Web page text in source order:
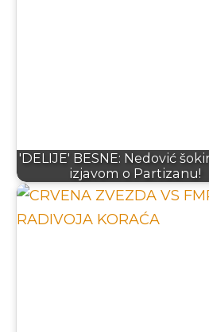
'DELIJE' BESNE: Nedović
izjavom o Partizanu!